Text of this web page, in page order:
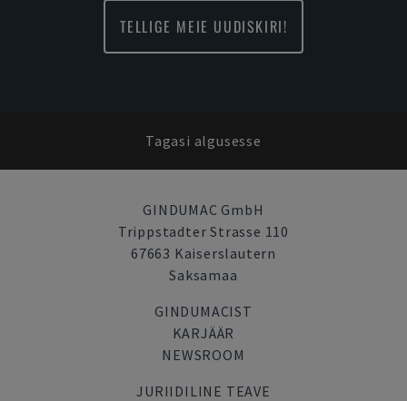
TELLIGE MEIE UUDISKIRI!
Tagasi algusesse
GINDUMAC GmbH
Trippstadter Strasse 110
67663 Kaiserslautern
Saksamaa
GINDUMACIST
KARJÄÄR
NEWSROOM
JURIIDILINE TEAVE